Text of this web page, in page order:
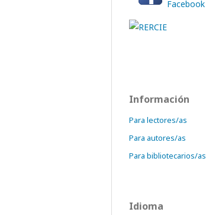
Facebook
Información
Para lectores/as
Para autores/as
Para bibliotecarios/as
Idioma